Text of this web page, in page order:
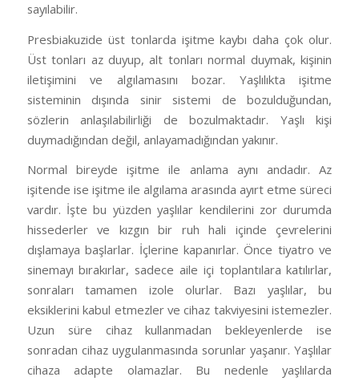
sayılabilir.
Presbiakuzide üst tonlarda işitme kaybı daha çok olur.
Üst tonları az duyup, alt tonları normal duymak, kişinin
iletişimini ve algılamasını bozar. Yaşlılıkta işitme
sisteminin dışında sinir sistemi de bozulduğundan,
sözlerin anlaşılabilirliği de bozulmaktadır. Yaşlı kişi
duymadığından değil, anlayamadığından yakınır.
Normal bireyde işitme ile anlama aynı andadır. Az
işitende ise işitme ile algılama arasında ayırt etme süreci
vardır. İşte bu yüzden yaşlılar kendilerini zor durumda
hissederler ve kızgın bir ruh hali içinde çevrelerini
dışlamaya başlarlar. İçlerine kapanırlar. Önce tiyatro ve
sinemayı bırakırlar, sadece aile içi toplantılara katılırlar,
sonraları tamamen izole olurlar. Bazı yaşlılar, bu
eksiklerini kabul etmezler ve cihaz takviyesini istemezler.
Uzun süre cihaz kullanmadan bekleyenlerde ise
sonradan cihaz uygulanmasında sorunlar yaşanır. Yaşlılar
cihaza adapte olamazlar. Bu nedenle yaşlılarda